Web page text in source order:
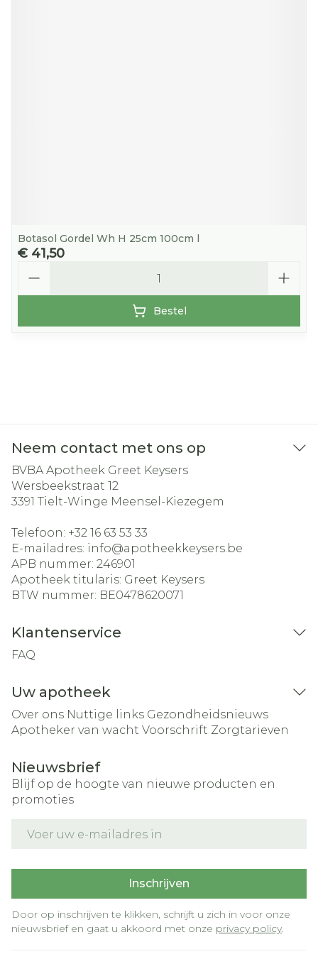
Botasol Gordel Wh H 25cm 100cm l
€ 41,50
Bestel
Neem contact met ons op
BVBA Apotheek Greet Keysers
Wersbeekstraat 12
3391 Tielt-Winge Meensel-Kiezegem
Telefoon: +32 16 63 53 33
E-mailadres: info@apotheekkeysers.be
APB nummer: 246901
Apotheek titularis: Greet Keysers
BTW nummer: BE0478620071
Klantenservice
FAQ
Uw apotheek
Over ons Nuttige links Gezondheidsnieuws
Apotheker van wacht Voorschrift Zorgtarieven
Nieuwsbrief
Blijf op de hoogte van nieuwe producten en
promoties
Inschrijven
Door op inschrijven te klikken, schrijft u zich in voor onze
nieuwsbrief en gaat u akkoord met onze privacy policy.